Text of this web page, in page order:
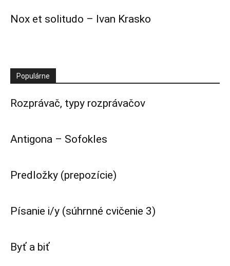
Nox et solitudo – Ivan Krasko
Populárne
Rozprávač, typy rozprávačov
Antigona – Sofokles
Predložky (prepozície)
Písanie i/y (súhrnné cvičenie 3)
Byť a biť